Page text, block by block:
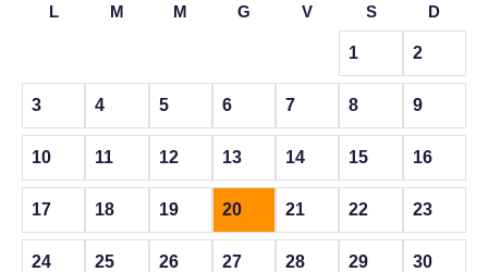
L M M G V S D
1 2
3 4 5 6 7 8 9
10 11 12 13 14 15 16
17 18 19 20 21 22 23
24 25 26 27 28 29 30